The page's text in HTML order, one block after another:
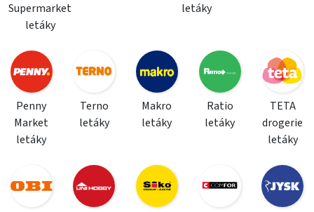
Supermarket
letáky
letáky
Penny
Market
letáky
Terno
letáky
Makro
letáky
Ratio
letáky
TETA
drogerie
letáky